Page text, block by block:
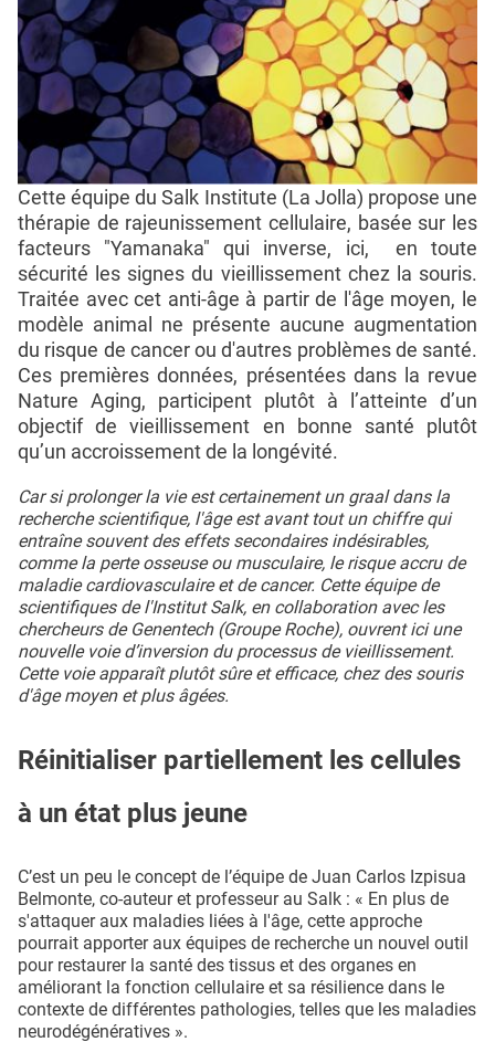
Cette équipe du Salk Institute (La Jolla) propose une
thérapie de rajeunissement cellulaire, basée sur les
facteurs "Yamanaka" qui inverse, ici, en toute
sécurité les signes du vieillissement chez la souris.
Traitée avec cet anti-âge à partir de l'âge moyen, le
modèle animal ne présente aucune augmentation
du risque de cancer ou d'autres problèmes de santé.
Ces premières données, présentées dans la revue
Nature Aging, participent plutôt à l’atteinte d’un
objectif de vieillissement en bonne santé plutôt
qu’un accroissement de la longévité.
Car si prolonger la vie est certainement un graal dans la
recherche scientifique, l'âge est avant tout un chiffre qui
entraîne souvent des effets secondaires indésirables,
comme la perte osseuse ou musculaire, le risque accru de
maladie cardiovasculaire et de cancer. Cette équipe de
scientifiques de l'Institut Salk, en collaboration avec les
chercheurs de Genentech (Groupe Roche), ouvrent ici une
nouvelle voie d’inversion du processus de vieillissement.
Cette voie apparaît plutôt sûre et efficace, chez des souris
d'âge moyen et plus âgées.
Réinitialiser partiellement les cellules
à un état plus jeune
C’est un peu le concept de l’équipe de Juan Carlos Izpisua
Belmonte, co-auteur et professeur au Salk : « En plus de
s'attaquer aux maladies liées à l'âge, cette approche
pourrait apporter aux équipes de recherche un nouvel outil
pour restaurer la santé des tissus et des organes en
améliorant la fonction cellulaire et sa résilience dans le
contexte de différentes pathologies, telles que les maladies
neurodégénératives ».